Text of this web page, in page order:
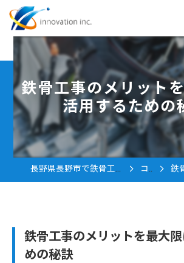
鉄骨工事のメリット
活用するための
長野県長野市で鉄骨工事の求人なら株式会社innovation コラム 鉄骨工
鉄骨工事のメリットを最大
めの秘訣